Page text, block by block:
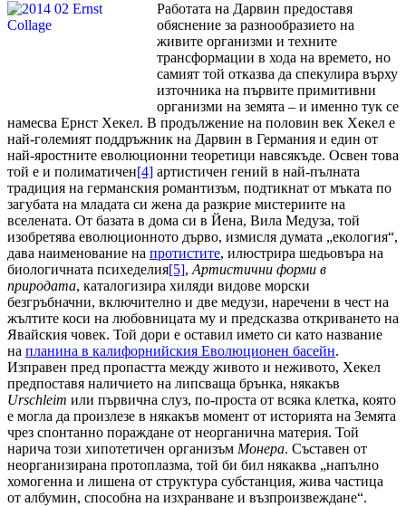
Работата на Дарвин предоставя
обяснение за разнообразието на
живите организми и техните
трансформации в хода на времето, но
самият той отказва да спекулира върху
източника на първите примитивни
организми на земята – и именно тук се
намесва Ернст Хекел. В продължение на половин век Хекел е
най-големият поддръжник на Дарвин в Германия и един от
най-яростните еволюционни теоретици навсякъде. Освен това
той е и полиматичен[4] артистичен гений в най-пълната
традиция на германския романтизъм, подтикнат от мъката по
загубата на младата си жена да разкрие мистериите на
вселената. От базата в дома си в Йена, Вила Медуза, той
изобретява еволюционното дърво, измисля думата „екология“,
дава наименование на протистите, илюстрира шедьовъра на
биологичната психеделия[5],Артистични форми в
природата, каталогизира хиляди видове морски
безгръбначни, включително и две медузи, наречени в чест на
жълтите коси на любовницата му и предсказва откриването на
Явайския човек. Той дори е оставил името си като название
на планина в калифорнийския Еволюционен басейн.
Изправен пред пропастта между живото и неживото, Хекел
предпоставя наличието на липсваща брънка, някакъв
Urschleim или първична слуз, по-проста от всяка клетка, която
е могла да произлезе в някакъв момент от историята на Земята
чрез спонтанно пораждане от неорганична материя. Той
нарича този хипотетичен организъм Монера. Съставен от
неорганизирана протоплазма, той би бил някаква „напълно
хомогенна и лишена от структура субстанция, жива частица
от албумин, способна на изхранване и възпроизвеждане“.